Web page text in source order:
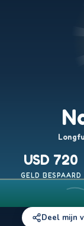
USD 720
GELD BESPAARD
Deel mijn